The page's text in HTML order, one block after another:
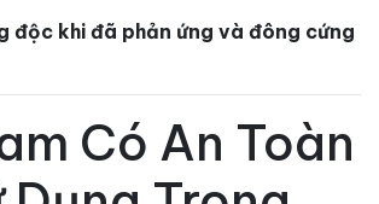
độc khi đã phản ứng và đông cứng
Có An Toàn